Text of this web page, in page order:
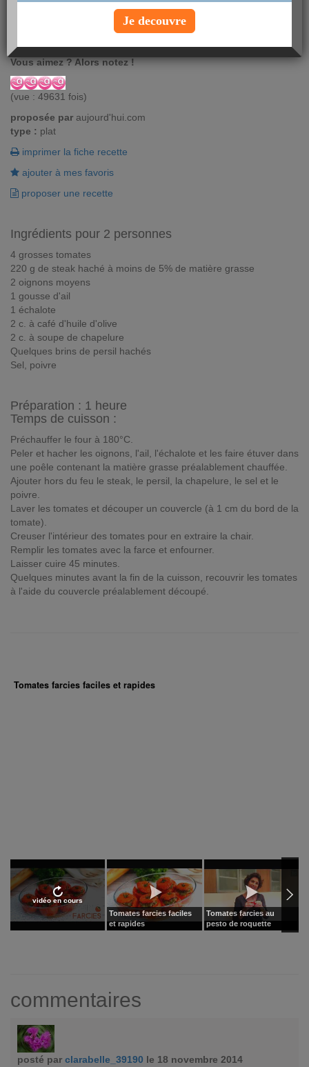
Retrouvez un grand classique de la cuisine française: les tomates
farcies à la viande, un éternel délice pour les papilles. Les
Vous aimez ? Alors notez !
(vue : 49631 fois)
proposée par aujourd'hui.com
type : plat
imprimer la fiche recette
ajouter à mes favoris
proposer une recette
Ingrédients pour 2 personnes
4 grosses tomates
220 g de steak haché à moins de 5% de matière grasse
2 oignons moyens
1 gousse d'ail
1 échalote
2 c. à café d'huile d'olive
2 c. à soupe de chapelure
Quelques brins de persil hachés
Sel, poivre
Préparation : 1 heure
Temps de cuisson :
Préchauffer le four à 180°C.
Peler et hacher les oignons, l'ail, l'échalote et les faire étuver dans
une poêle contenant la matière grasse préalablement chauffée.
Ajouter hors du feu le steak, le persil, la chapelure, le sel et le
poivre.
Laver les tomates et découper un couvercle (à 1 cm du bord de la
tomate).
Creuser l'intérieur des tomates pour en extraire la chair.
Remplir les tomates avec la farce et enfourner.
Laisser cuire 45 minutes.
Quelques minutes avant la fin de la cuisson, recouvrir les tomates
à l'aide du couvercle préalablement découpé.
Tomates farcies faciles et rapides
vidéo en cours
Tomates farcies faciles
et rapides
Tomates farcies au
pesto de roquette
commentaires
posté par clarabelle_39190 le 18 novembre 2014
Je decouvre